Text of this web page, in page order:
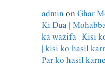
adminonGhar
Ki Dua |
ka wazifa | Kisi
| kisi ko hasil
Par ko hasil